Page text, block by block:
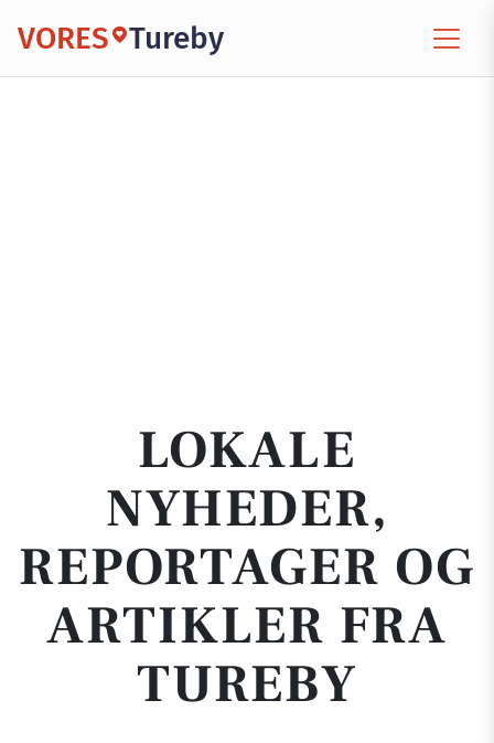
VORES Tureby
LOKALE
NYHEDER,
REPORTAGER OG
ARTIKLER FRA
TUREBY